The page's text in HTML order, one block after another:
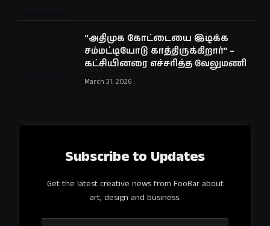
“அதிமுக கோட்டையை இடிக்க
சம்மட்டியோடு காத்திருக்கிறார்” –
கட்சியினரை எச்சரித்த வேலுமணி
March 31, 2026
Subscribe to Updates
Get the latest creative news from FooBar about
art, design and business.